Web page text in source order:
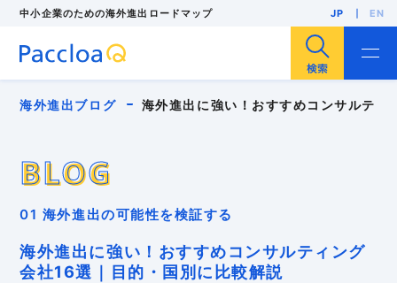
中小企業のための海外進出ロードマップ JP EN
サイト内検索
海外展示会
F/S調査
海外市場調査
中小企業
インバウンド
インボイス
パッキングリスト
ローカライゼーション
海外進出ブログ 海外進出に強い！おすすめコンサルテ
BLOG
BLOG
01 海外進出の可能性を検証する
海外進出に強い！おすすめコンサルティング
会社16選｜目的・国別に比較解説